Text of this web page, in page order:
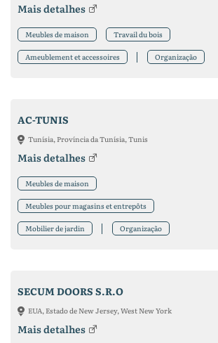
Mais detalhes
Meubles de maison Travail du bois
Ameublement et accessoires Organização
AC-TUNIS
Tunísia, Província da Tunísia, Tunis
Mais detalhes
Meubles de maison
Meubles pour magasins et entrepôts
Mobilier de jardin Organização
SECUM DOORS S.R.O
EUA, Estado de New Jersey, West New York
Mais detalhes